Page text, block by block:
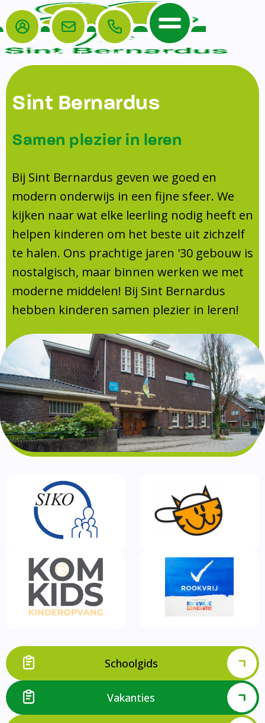
Home
De School
Veiligheidsplan
Onderwijs
Leerlingenraad
Leerlingenzorg
Doorstroomtoets
Jeugdprofessional op school
Centrum Jeugd en Gezin
Schoollogopedie
schoolondersteuningsprofiel
Schooltijden
Absentie
Vakanties
Aanmelden
Schoolgids
Gezonde school
Kinderopvang
BSO
Routebeschrijving
Privacy
Het Team
Ouders
Ouders
TussenSchoolse Opvang (TSO)
Ouderraad (OR)
Medezeggenschapsraad (MR)
Formulieren
Klachtenregeling
Contact
Login E-mail Bellen Menu
Sint Bernardus
Samen plezier in leren
Bij Sint Bernardus geven we goed en
modern onderwijs in een fijne sfeer. We
kijken naar wat elke leerling nodig heeft en
helpen kinderen om het beste uit zichzelf
te halen. Ons prachtige jaren '30 gebouw is
nostalgisch, maar binnen werken we met
moderne middelen! Bij Sint Bernardus
hebben kinderen samen plezier in leren!
Schoolgids
Vakanties